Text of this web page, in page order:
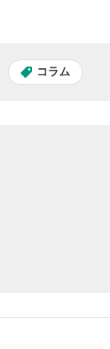
コラム